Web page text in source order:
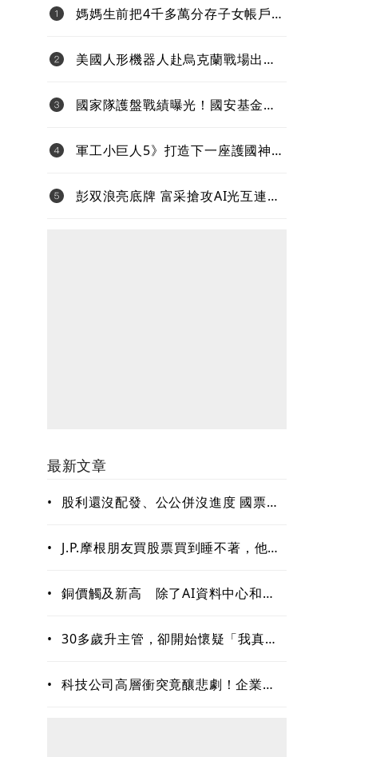
媽媽生前把4千多萬分存子女帳戶
美國人形機器人赴烏克蘭戰場出任
超微Ryzen AI嵌入式X100系列處理
器
國家隊護盤戰績曝光！國安基金
台積電狂賺76億
軍工小巨人5》打造下一座護國神
鏈
彭双浪亮底牌 富采搶攻AI光互連
最新文章
•
股利還沒配發、公公併沒進度 國票金
•
J.P.摩根朋友買股票買到睡不著，他只
賺錢的關鍵能力
• 銅價觸及新高 除了AI資料中心和電
• 30多歲升主管，卻開始懷疑「我真的
• 科技公司高層衝突竟釀悲劇！企業內